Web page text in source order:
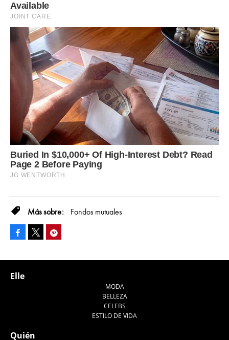
Fondos mutuales
Facebook
Elle
MODA
BELLEZA
CELEBS
ESTILO DE VIDA
Quién